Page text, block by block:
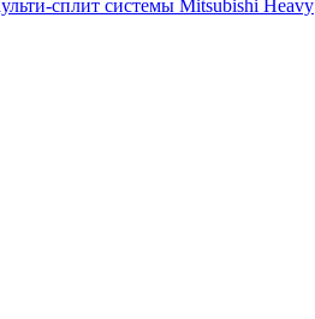
сплит системы Mitsubishi Heavy